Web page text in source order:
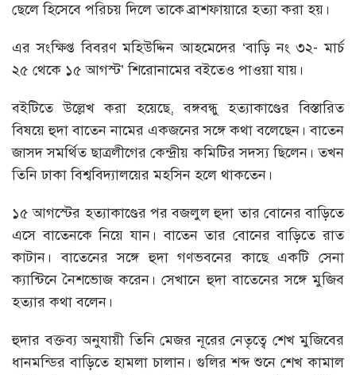
ছেলে হিসেবে পরিচয় দিলে তাকে ব্রাশফায়ারে হত্যা করা হয়।
এর সংক্ষিপ্ত বিবরণ মহিউদ্দিন আহমেদের ‘বাড়ি নং ৩২- মার্চ
২৫ থেকে ১৫ আগস্ট’ শিরোনামের বইতেও পাওয়া যায়।
বইটিতে উল্লেখ করা হয়েছে, বঙ্গবন্ধু হত্যাকাণ্ডের বিস্তারিত
বিষয়ে হুদা বাতেন নামের একজনের সঙ্গে কথা বলেছেন। বাতেন
জাসদ সমর্থিত ছাত্রলীগের কেন্দ্রীয় কমিটির সদস্য ছিলেন। তখন
তিনি ঢাকা বিশ্ববিদ্যালয়ের মহসিন হলে থাকতেন।
১৫ আগস্টের হত্যাকাণ্ডের পর বজলুল হুদা তার বোনের বাড়িতে
এসে বাতেনকে নিয়ে যান। বাতেন তার বোনের বাড়িতে রাত
কাটান। বাতেনের সঙ্গে হুদা গণভবনের কাছে একটি সেনা
ক্যান্টিনে নৈশভোজ করেন। সেখানে হুদা বাতেনের সঙ্গে মুজিব
হত্যার কথা বলেন।
হুদার বক্তব্য অনুযায়ী তিনি মেজর নূরের নেতৃত্বে শেখ মুজিবের
ধানমন্ডির বাড়িতে হামলা চালান। গুলির শব্দ শুনে শেখ কামাল